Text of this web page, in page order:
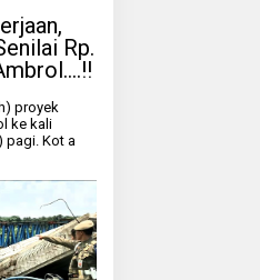
Rp.
proyek
ke kali
pagi. Kot a